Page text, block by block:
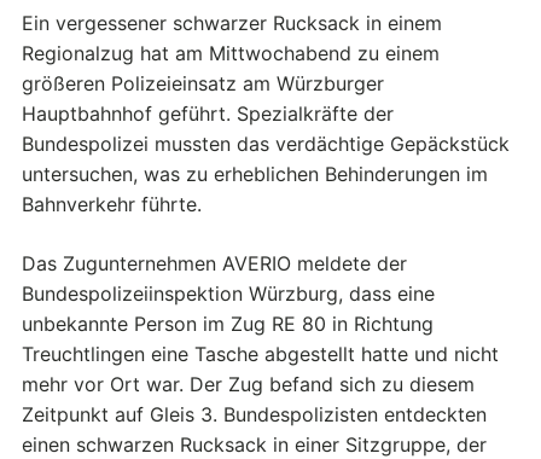
Ein vergessener schwarzer Rucksack in einem
Regionalzug hat am Mittwochabend zu einem
größeren Polizeieinsatz am Würzburger
Hauptbahnhof geführt. Spezialkräfte der
Bundespolizei mussten das verdächtige Gepäckstück
untersuchen, was zu erheblichen Behinderungen im
Bahnverkehr führte.
Das Zugunternehmen AVERIO meldete der
Bundespolizeiinspektion Würzburg, dass eine
unbekannte Person im Zug RE 80 in Richtung
Treuchtlingen eine Tasche abgestellt hatte und nicht
mehr vor Ort war. Der Zug befand sich zu diesem
Zeitpunkt auf Gleis 3. Bundespolizisten entdeckten
einen schwarzen Rucksack in einer Sitzgruppe, der